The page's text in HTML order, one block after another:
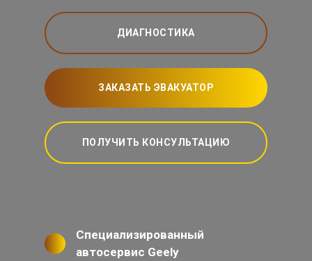
ДИАГНОСТИКА
ЗАКАЗАТЬ ЭВАКУАТОР
ПОЛУЧИТЬ КОНСУЛЬТАЦИЮ
Специализированный
автосервис Geely